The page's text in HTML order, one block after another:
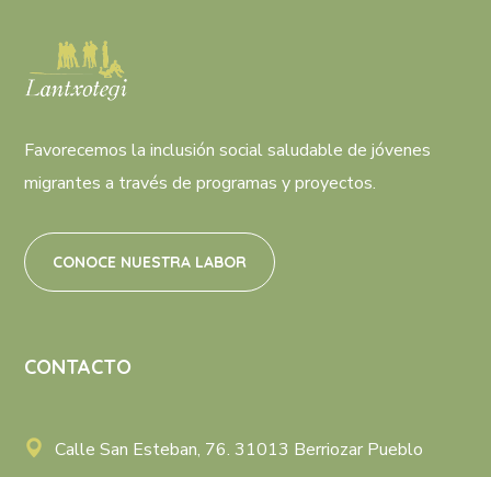
Favorecemos la inclusión social saludable de jóvenes
migrantes a través de programas y proyectos.
CONOCE NUESTRA LABOR
CONTACTO
Calle San Esteban, 76. 31013 Berriozar Pueblo